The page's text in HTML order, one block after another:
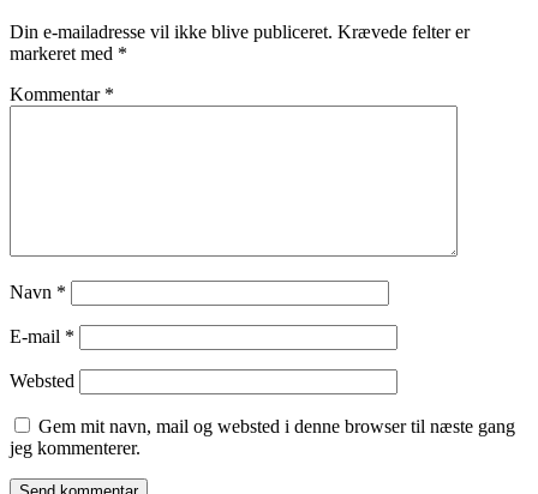
Din e-mailadresse vil ikke blive publiceret. Krævede felter er
markeret med *
Kommentar *
Navn *
E-mail *
Websted
Gem mit navn, mail og websted i denne browser til næste gang
jeg kommenterer.